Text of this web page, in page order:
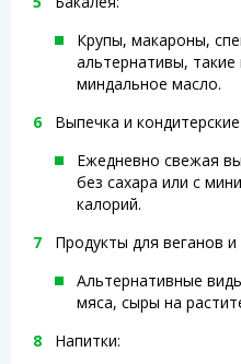
Крупы, макароны,
альтернативы, такие
миндальное масло.
Выпечка и
Ежедневно свежая
без сахара или с
калорий.
Продукты для веганов и
Альтернативные
мяса, сыры на
Напитки: